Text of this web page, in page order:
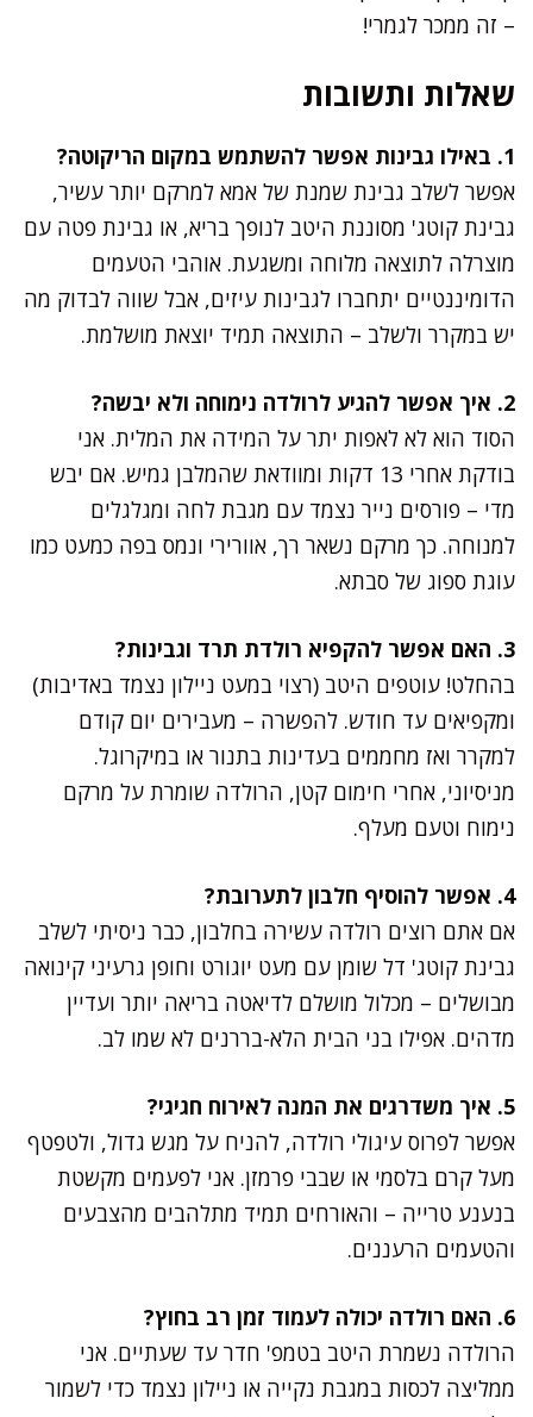
– זה ממכר לגמרי!
שאלות ותשובות
1. באילו גבינות אפשר להשתמש במקום הריקוטה?
אפשר לשלב גבינת שמנת של אמא למרקם יותר עשיר,
גבינת קוטג' מסוננת היטב לנופך בריא, או גבינת פטה עם
מוצרלה לתוצאה מלוחה ומשגעת. אוהבי הטעמים
הדומיננטיים יתחברו לגבינות עיזים, אבל שווה לבדוק מה
יש במקרר ולשלב – התוצאה תמיד יוצאת מושלמת.
2. איך אפשר להגיע לרולדה נימוחה ולא יבשה?
הסוד הוא לא לאפות יתר על המידה את המלית. אני
בודקת אחרי 13 דקות ומוודאת שהמלבן גמיש. אם יבש
מדי – פורסים נייר נצמד עם מגבת לחה ומגלגלים
למנוחה. כך מרקם נשאר רך, אוורירי ונמס בפה כמעט כמו
עוגת ספוג של סבתא.
3. האם אפשר להקפיא רולדת תרד וגבינות?
בהחלט! עוטפים היטב (רצוי במעט ניילון נצמד באדיבות)
ומקפיאים עד חודש. להפשרה – מעבירים יום קודם
למקרר ואז מחממים בעדינות בתנור או במיקרוגל.
מניסיוני, אחרי חימום קטן, הרולדה שומרת על מרקם
נימוח וטעם מעלף.
4. אפשר להוסיף חלבון לתערובת?
אם אתם רוצים רולדה עשירה בחלבון, כבר ניסיתי לשלב
גבינת קוטג' דל שומן עם מעט יוגורט וחופן גרעיני קינואה
מבושלים – מכלול מושלם לדיאטה בריאה יותר ועדיין
מדהים. אפילו בני הבית הלא-בררנים לא שמו לב.
5. איך משדרגים את המנה לאירוח חגיגי?
אפשר לפרוס עיגולי רולדה, להניח על מגש גדול, ולטפטף
מעל קרם בלסמי או שבבי פרמזן. אני לפעמים מקשטת
בנענע טרייה – והאורחים תמיד מתלהבים מהצבעים
והטעמים הרעננים.
6. האם רולדה יכולה לעמוד זמן רב בחוץ?
הרולדה נשמרת היטב בטמפ' חדר עד שעתיים. אני
ממליצה לכסות במגבת נקייה או ניילון נצמד כדי לשמור